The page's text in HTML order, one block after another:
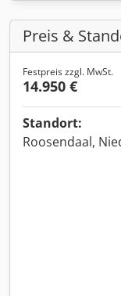
Preis &
Festpreis zzgl. MwSt.
14.950 €
Standort:
Roosendaal,